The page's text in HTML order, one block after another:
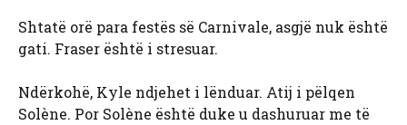
Shtatë orë para festës së Carnivale, asgjë nuk është
gati. Fraser është i stresuar.
Ndërkohë, Kyle ndjehet i lënduar. Atij i pëlqen
Solène. Por Solène është duke u dashuruar me të